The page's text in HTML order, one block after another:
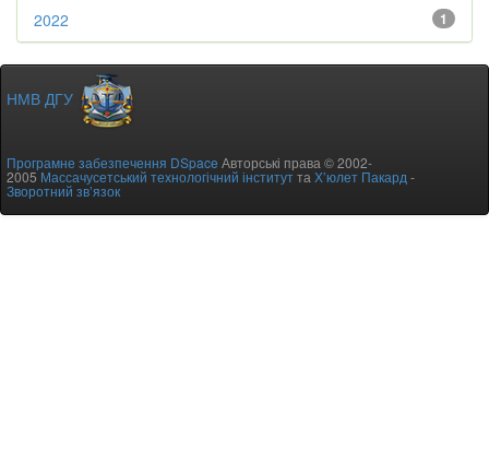
1
2022
НМВ ДГУ
Програмне забезпечення DSpace Авторські права © 2002-
2005Массачусетський технологічний інститутта Х’юлет Пакард -
Зворотний зв’язок